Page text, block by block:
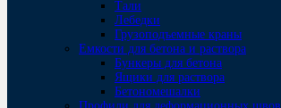
Тали
Лебедки
Грузоподъемные краны
Емкости для бетона и раствора
Бункеры для бетона
Ящики для раствора
Бетономешалки